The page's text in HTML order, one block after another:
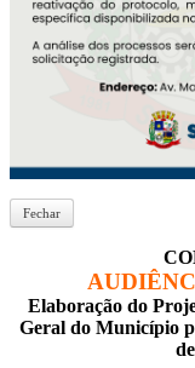
Fechar
Elaboração do
Geral do Município